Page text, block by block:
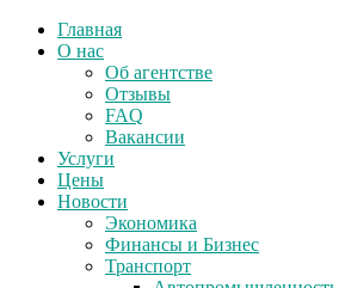
Главная
О нас
Об агентстве
Отзывы
FAQ
Вакансии
Услуги
Цены
Новости
Экономика
Финансы и Бизнес
Транспорт